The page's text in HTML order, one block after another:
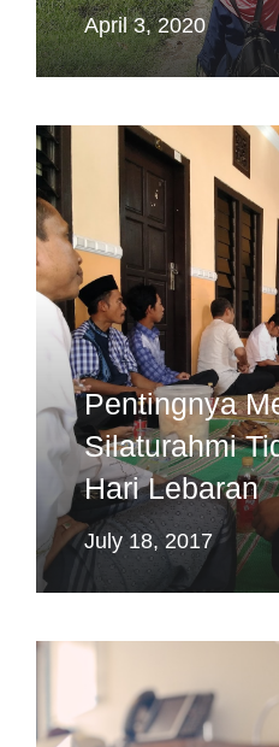
April 3, 2020
Pentingnya
Silaturahmi
Hari Lebaran
July 18, 2017